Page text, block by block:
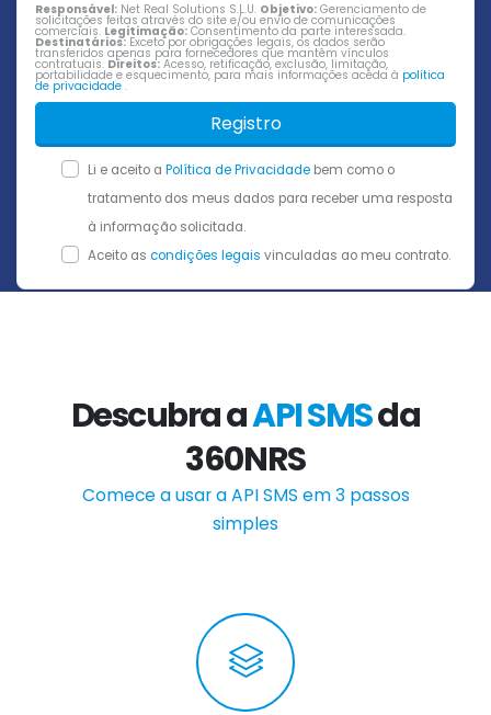
Responsável: Net Real Solutions S.L.U. Objetivo: Gerenciamento de
solicitações feitas através do site e/ou envio de comunicações
comerciais. Legitimação: Consentimento da parte interessada.
Destinatários: Exceto por obrigações legais, os dados serão
transferidos apenas para fornecedores que mantêm vínculos
contratuais. Direitos: Acesso, retificação, exclusão, limitação,
portabilidade e esquecimento, para mais informações aceda à política
de privacidade .
Registro
Li e aceito a Política de Privacidade bem como o
tratamento dos meus dados para receber uma resposta
à informação solicitada.
Aceito as condições legais vinculadas ao meu contrato.
Descubra aAPI SMSda
360NRS
Comece a usar a API SMS em 3 passos
simples